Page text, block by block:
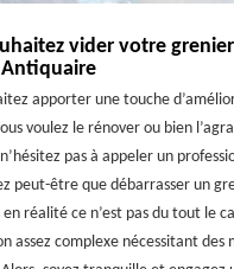
vider votre
apporter une touche
voulez le rénover ou bien
pas à appeler un
peut-être que débarrasser un
réalité ce n’est pas du tout le
assez complexe nécessitant des